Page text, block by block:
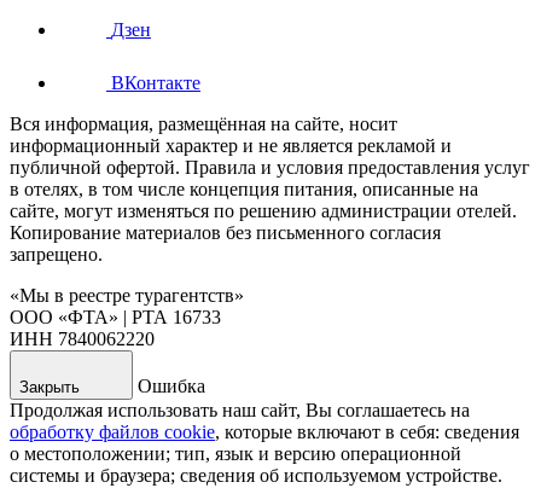
Дзен
ВКонтакте
Вся информация, размещённая на сайте, носит
информационный характер и не является рекламой и
публичной офертой. Правила и условия предоставления услуг
в отелях, в том числе концепция питания, описанные на
сайте, могут изменяться по решению администрации отелей.
Копирование материалов без письменного согласия
запрещено.
«Мы в реестре турагентств»
ООО «ФТА» | РТА 16733
ИНН 7840062220
Закрыть
Ошибка
Продолжая использовать наш сайт, Вы соглашаетесь на
обработку файлов cookie, которые включают в себя: сведения
о местоположении; тип, язык и версию операционной
системы и браузера; сведения об используемом устройстве.